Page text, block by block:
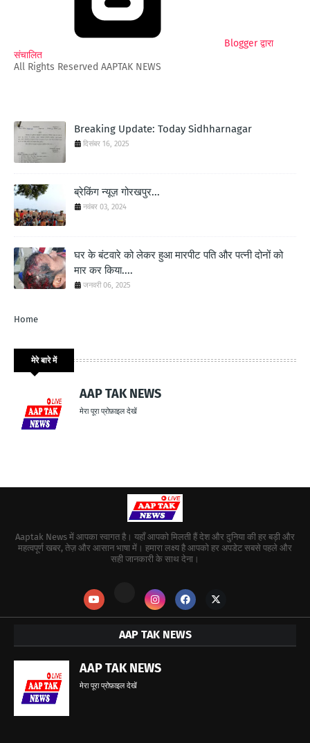
Blogger द्वारा
संचालित
All Rights Reserved AAPTAK NEWS
Breaking Update: Today Sidhharnagar
दिसंबर 16, 2025
ब्रेकिंग न्यूज़ गोरखपुर...
नवंबर 03, 2024
घर के बंटवारे को लेकर हुआ मारपीट पति और पत्नी दोनों को
मार कर किया....
जनवरी 06, 2025
Home
मेरे बारे में
AAP TAK NEWS
मेरा पूरा प्रोफ़ाइल देखें
Aaptak News में आपका स्वागत है। यहाँ आपको मिलती हैं देश और दुनिया की हर बड़ी और
महत्वपूर्ण खबर, तेज़ और आसान भाषा में। हमारा लक्ष्य है आपको हर अपडेट सबसे पहले और
सही जानकारी के साथ देना।
AAP TAK NEWS
AAP TAK NEWS
मेरा पूरा प्रोफ़ाइल देखें